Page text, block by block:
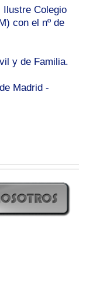
Ilustre Colegio
con el nº de
y de Familia.
Madrid -